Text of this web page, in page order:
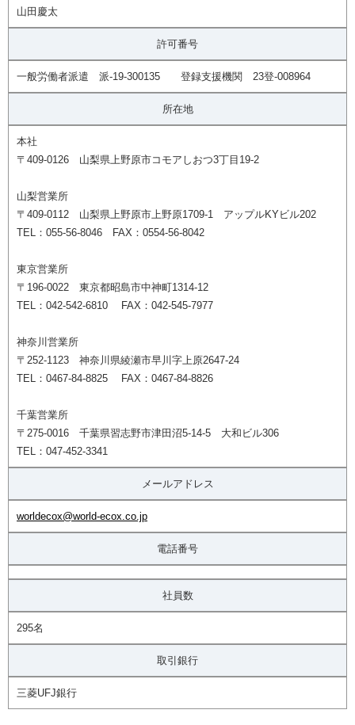
山田慶太
許可番号
一般労働者派遣 派-19-300135 登録支援機関 23登-008964
所在地
本社
〒409-0126 山梨県上野原市コモアしおつ3丁目19-2
山梨営業所
〒409-0112 山梨県上野原市上野原1709-1 アップルKYビル202
TEL：055-56-8046 FAX：0554-56-8042
東京営業所
〒196-0022 東京都昭島市中神町1314-12
TEL：042-542-6810 FAX：042-545-7977
神奈川営業所
〒252-1123 神奈川県綾瀬市早川字上原2647-24
TEL：0467-84-8825 FAX：0467-84-8826
千葉営業所
〒275-0016 千葉県習志野市津田沼5-14-5 大和ビル306
TEL：047-452-3341
メールアドレス
worldecox@world-ecox.co.jp
電話番号
社員数
295名
取引銀行
三菱UFJ銀行